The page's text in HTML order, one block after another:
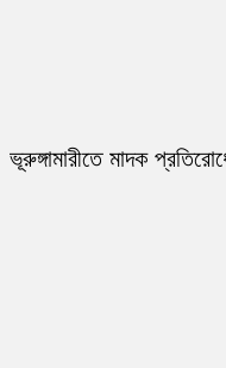
ভূরুঙ্গামারীতে মাদক